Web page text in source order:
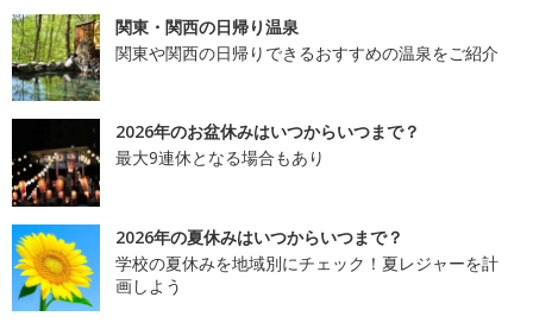
関東・関西の日帰り温泉
関東や関西の日帰りできるおすすめの温泉をご紹介
2026年のお盆休みはいつからいつまで？
最大9連休となる場合もあり
2026年の夏休みはいつからいつまで？
学校の夏休みを地域別にチェック！夏レジャーを計
画しよう